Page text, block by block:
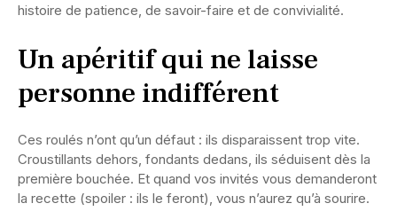
histoire de patience, de savoir-faire et de convivialité.
Un apéritif qui ne laisse
personne indifférent
Ces roulés n’ont qu’un défaut : ils disparaissent trop vite.
Croustillants dehors, fondants dedans, ils séduisent dès la
première bouchée. Et quand vos invités vous demanderont
la recette (spoiler : ils le feront), vous n’aurez qu’à sourire.